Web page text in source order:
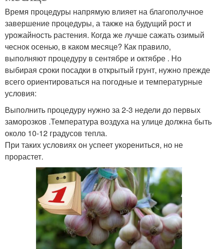
Время процедуры напрямую влияет на благополучное
завершение процедуры, а также на будущий рост и
урожайность растения. Когда же лучше сажать озимый
чеснок осенью, в каком месяце? Как правило,
выполняют процедуру в сентябре и октябре . Но
выбирая сроки посадки в открытый грунт, нужно прежде
всего ориентироваться на погодные и температурные
условия:
Выполнить процедуру нужно за 2-3 недели до первых
заморозков .Температура воздуха на улице должна быть
около 10-12 градусов тепла.
При таких условиях он успеет укорениться, но не
прорастет.